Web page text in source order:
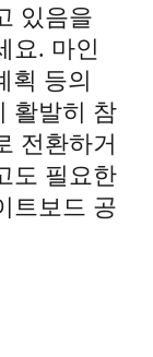
있음을
요. 마인
획 등의
활발히 참
전환하거
도 필요한
트보드 공